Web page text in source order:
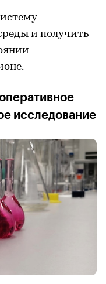
и получить
исследование